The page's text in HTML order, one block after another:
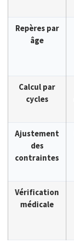
Repères par
âge
Calcul par
cycles
Ajustement
des
contraintes
Vérification
médicale